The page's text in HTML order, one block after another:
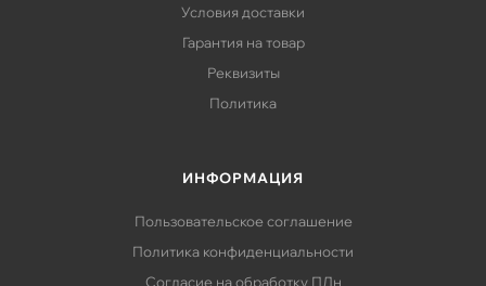
Условия доставки
Гарантия на товар
Реквизиты
Политика
ИНФОРМАЦИЯ
Пользовательское соглашение
Политика конфиденциальности
Согласие на обработку ПДн